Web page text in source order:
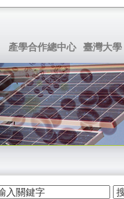
產學合作總中心 臺灣大學